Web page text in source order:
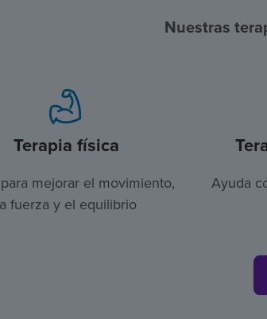
Nuestras
Terapia física
mejorar el movimiento,
fuerza y el equilibrio
Ayuda